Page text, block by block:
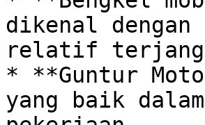
dikenal dengan
relatif
* **Guntur
yang baik